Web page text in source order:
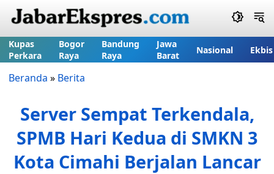
Kupas
Perkara
Bogor
Raya
Bandung
Raya
Jawa
Barat
Nasional Ekbis
Beranda » Berita
Server Sempat Terkendala,
SPMB Hari Kedua di SMKN 3
Kota Cimahi Berjalan Lancar